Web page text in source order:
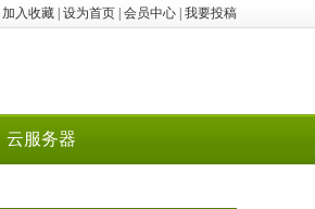
加入收藏 设为首页 会员中心 我要投稿
云服务器